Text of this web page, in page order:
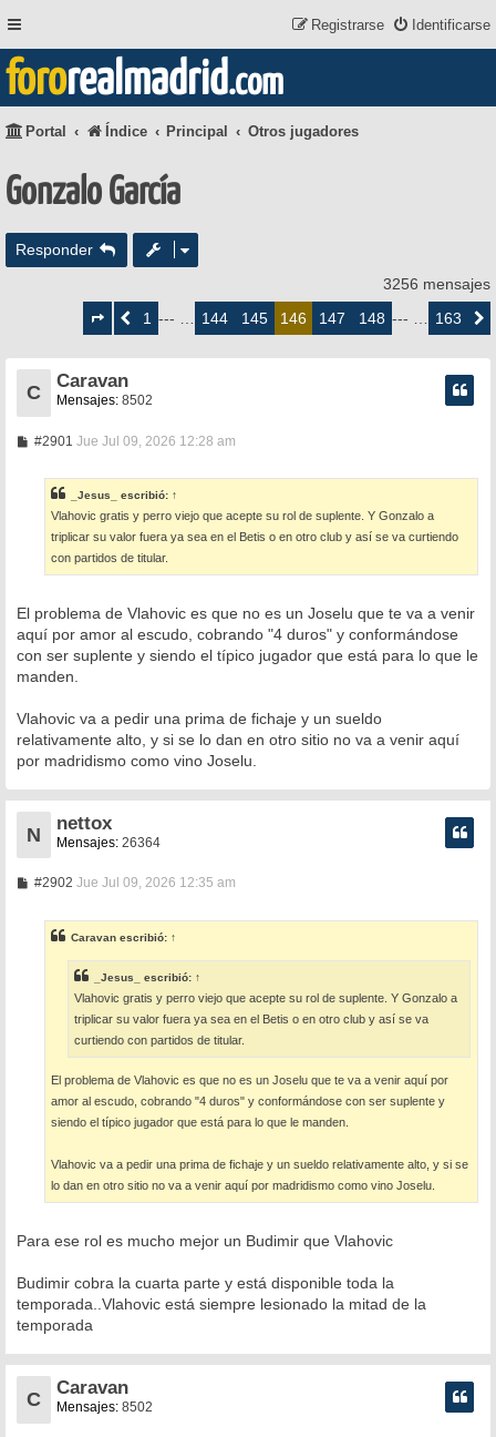
Identificarse
Registrarse
fororealmadrid.com
Portal Índice Principal Otros jugadores
Gonzalo García
Responder
3256 mensajes
deAnterior1 --- … 144 145 146 147 148 --- … 163
C
Caravan
Mensajes: 8502
#2901 M
a
j
e
Jue Jul 09, 2026 12:28 am
_Jesus_ escribió: ↑
Vlahovic gratis y perro viejo que acepte su rol de suplente. Y Gonzalo a
triplicar su valor fuera ya sea en el Betis o en otro club y así se va curtiendo
con partidos de titular.
El problema de Vlahovic es que no es un Joselu que te va a venir
aquí por amor al escudo, cobrando "4 duros" y conformándose
con ser suplente y siendo el típico jugador que está para lo que le
manden.
Vlahovic va a pedir una prima de fichaje y un sueldo
relativamente alto, y si se lo dan en otro sitio no va a venir aquí
por madridismo como vino Joselu.
N
nettox
Mensajes: 26364
#2902M
a
j
e
Jue Jul 09, 2026 12:35 am
Caravan escribió: ↑
_Jesus_ escribió: ↑
Vlahovic gratis y perro viejo que acepte su rol de suplente. Y Gonzalo a
triplicar su valor fuera ya sea en el Betis o en otro club y así se va
curtiendo con partidos de titular.
El problema de Vlahovic es que no es un Joselu que te va a venir aquí por
amor al escudo, cobrando "4 duros" y conformándose con ser suplente y
siendo el típico jugador que está para lo que le manden.
Vlahovic va a pedir una prima de fichaje y un sueldo relativamente alto, y si se
lo dan en otro sitio no va a venir aquí por madridismo como vino Joselu.
Para ese rol es mucho mejor un Budimir que Vlahovic
Budimir cobra la cuarta parte y está disponible toda la
temporada..Vlahovic está siempre lesionado la mitad de la
temporada
C
Caravan
Mensajes: 8502